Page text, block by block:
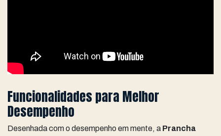
Funcionalidades para Melhor
Desempenho
Desenhada com o desempenho em mente, a Prancha